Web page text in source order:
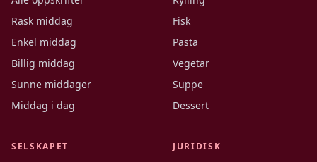
Rask middag
Enkel middag
Billig middag
Sunne middager
Middag i dag
Fisk
Pasta
Vegetar
Suppe
Dessert
SELSKAPET JURIDISK